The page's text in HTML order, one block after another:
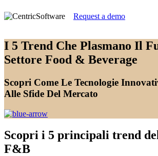
Request a demo
I 5 Trend Che Plasmano Il
Settore Food & Beverage
Scopri Come Le Tecnologie
Alle Sfide Del Mercato
Scopri i 5 principali trend
F&B